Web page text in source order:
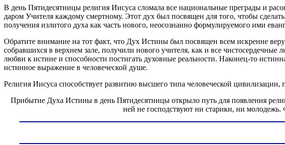
В день Пятидесятницы религия Иисуса сломала все национальные преграды и
даром Учителя каждому смертному. Этот дух был посвящен для того, чтобы
получения излитого духа как часть нового, неосознанно формулируемого ими
Обратите внимание на тот факт, что Дух Истины был посвящен всем искренне
собравшихся в верхнем зале, получили нового учителя, как и все
любви к истине и способности постигать духовные реальности. Наконец-то
истинное выражение в человеческой душе.
Религия Иисуса способствует развитию высшего типа человеческой
Прибытие Духа Истины в день Пятидесятницы открыло путь для появления
ней не господствуют ни старики, ни